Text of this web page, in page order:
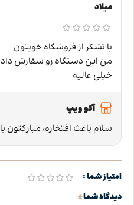
میلاد
با تشکر از فروشگاه خوبتون
من این دستگاه رو سفارش
خیلی عالیه
آکو ویپ
سلام باعث افتخاره، مبارکتون
امتیاز شما
دیدگاه شما*